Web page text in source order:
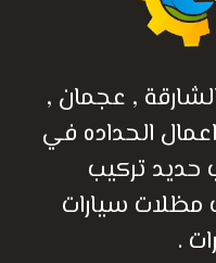
, عجمان ,
الحداده في
حديد تركيب
مظلات سيارات
.